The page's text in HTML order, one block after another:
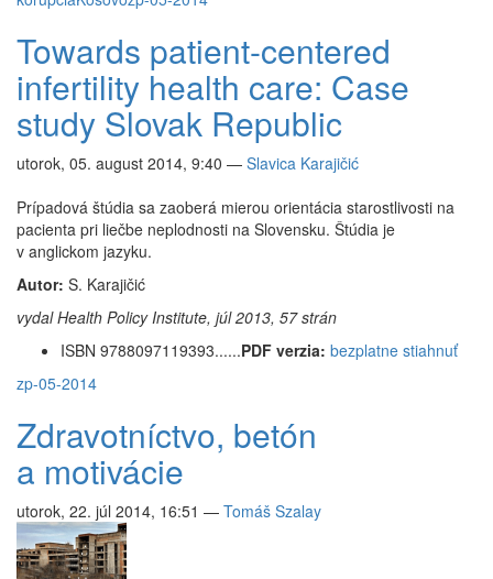
Towards patient-centered
infertility health care: Case
study Slovak Republic
utorok, 05. august 2014, 9:40 — Slavica Karajičić
Prípadová štúdia sa zaoberá mierou orientácia starostlivosti na
pacienta pri liečbe neplodnosti na Slovensku. Štúdia je
v anglickom jazyku.
Autor: S. Karajičić
vydal Health Policy Institute, júl 2013, 57 strán
ISBN 9788097119393......PDF verzia: bezplatne stiahnuť
zp-05-2014
Zdravotníctvo, betón
a motivácie
utorok, 22. júl 2014, 16:51 — Tomáš Szalay